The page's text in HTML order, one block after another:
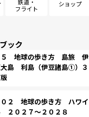
フライト
ショップ
ック
５ 地球の歩き方 島旅 伊
島 利島（伊豆諸島①）３
０２ 地球の歩き方 ハワイ
２０２７～２０２８